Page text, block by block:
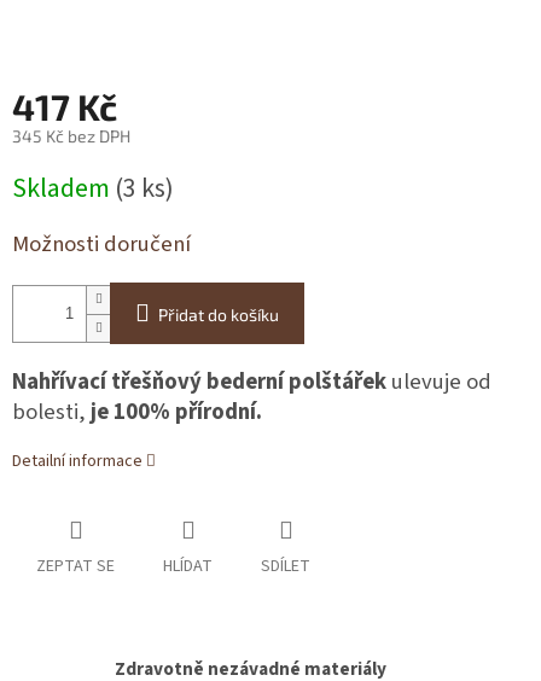
417 Kč
345 Kč bez DPH
cena:
Skladem (3 ks)
Možnosti doručení
Přidat do košíku
Nahřívací třešňový bederní polštářekulevuje od
bolesti,je 100% přírodní.
Detailní informace
ZEPTAT SE HLÍDAT SDÍLET
Zdravotně nezávadné materiály